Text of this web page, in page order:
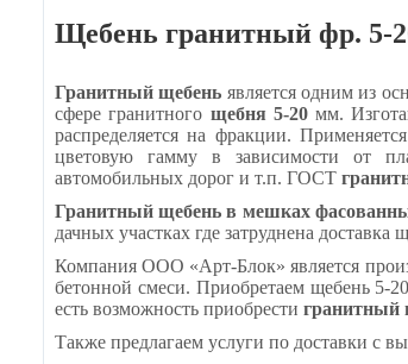
Щебень гранитный фр. 5-
Гранитный щебень является одним из
сфере гранитного щебня 5-20мм.
распределяется на фракции.
цветовую гамму в зависимости от
автомобильных дорог и т.п. ГОСТ
Гранитный щебень в мешках
дачных участках где затруднена доставка
Компания ООО «Арт-Блок» является
бетонной смеси. Приобретаем щебень 5-
есть возможность приобрести гранитный
Также предлагаем услуги по доставки с